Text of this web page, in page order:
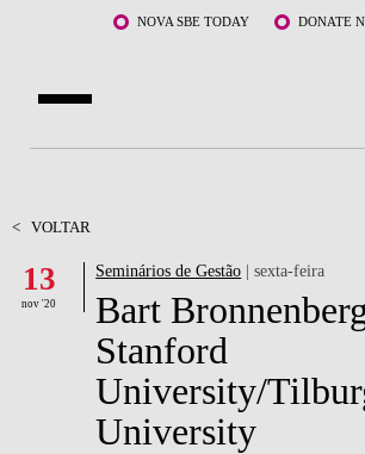
Saltar para o conteúdo principalNOVA SBE TODAY DONATE
DOCENTES E INVESTIGAÇÃO
COMUNIDADE
LIFE AT NOVA SBE
WHAT'S HAPPENING
< VOLTAR
13
nov '20
Seminários de Gestão | sexta-feira
Bart
Stanford
University/
University